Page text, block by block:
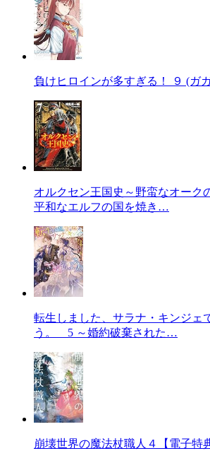
負けヒロインが多すぎる！ ９ (ガ
オルクセン王国史～野蛮なオーク
平和なエルフの国を焼き…
転生しました、サラナ・キンジェ
う。 5 ～婚約破棄された…
崩壊世界の魔法杖職人４【電子特